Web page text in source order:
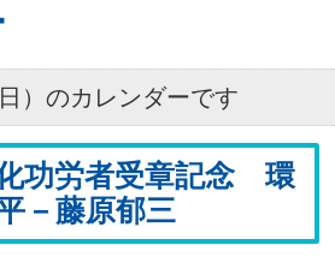
）のカレンダーです
功労者受章記念 環
－藤原郁三